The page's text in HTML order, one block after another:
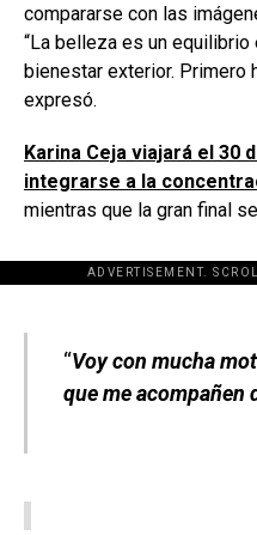
compararse con las
“La belleza es un
bienestar exterior. Primero
expresó.
Karina Ceja viajará el 30
integrarse a la
mientras que la gran final
ADVERTISEMENT.
[adsforwp
“Voy con mucha
que me acompañen